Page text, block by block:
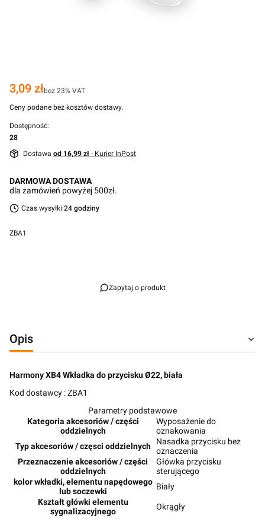
Cena
3,09 złbez 23% VAT
Ceny podane bez kosztów dostawy.
Dostępność:
28
Dostawa od 16,99 zł - Kurier InPost
DARMOWA DOSTAWA
dla zamówień powyżej 500zł.
Czas wysyłki:24 godziny
ZBA1
Zapytaj o produkt
Opis
Harmony XB4 Wkładka do przycisku Ø22, biała
Kod dostawcy : ZBA1
Parametry podstawowe
Kategoria akcesoriów / części
oddzielnych
Wyposażenie do
oznakowania
Typ akcesoriów / częsci oddzielnych
Nasadka przycisku bez
oznaczenia
Przeznaczenie akcesoriów / części
oddzielnych
Główka przycisku
sterującego
kolor wkładki, elementu napędowego
lub soczewki
Biały
Kształt główki elementu
sygnalizacyjnego
Okrągły